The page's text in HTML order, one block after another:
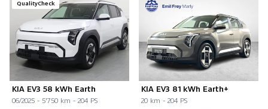
QualityCheck
KIA EV3 58 kWh Earth
06/2025 - 5'750 km - 204 PS
KIA EV3 81 kWh Earth+
20 km - 204 PS